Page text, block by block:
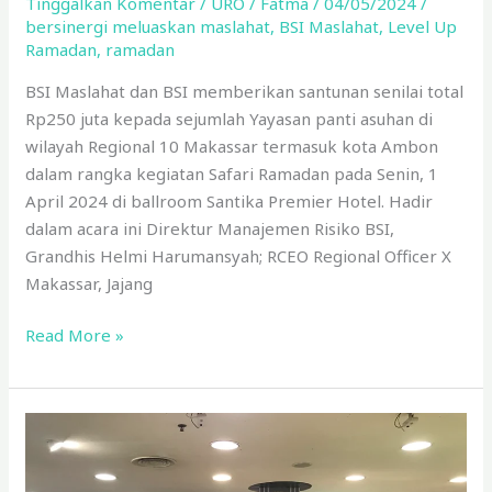
bersinergi meluaskan maslahat, BSI Maslahat, Level Up
Ramadan, ramadan
BSI Maslahat dan BSI memberikan santunan senilai total
Rp250 juta kepada sejumlah Yayasan panti asuhan di
wilayah Regional 10 Makassar termasuk kota Ambon
dalam rangka kegiatan Safari Ramadan pada Senin, 1
April 2024 di ballroom Santika Premier Hotel. Hadir
dalam acara ini Direktur Manajemen Risiko BSI,
Grandhis Helmi Harumansyah; RCEO Regional Officer X
Makassar, Jajang
Read More »
Maslahat